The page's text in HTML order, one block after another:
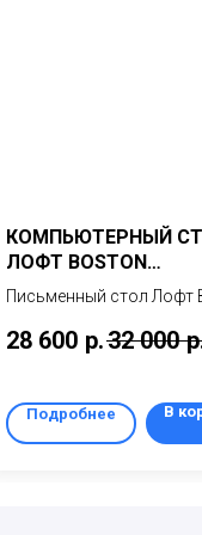
КОМПЬЮТЕРНЫЙ
ЛОФТ BOSTON
LB14/BLACK-BLACK
Письменный стол Лофт
вместительный стол на
индастриал ЛОФТ
28 600 р.32 000
Подробнее В